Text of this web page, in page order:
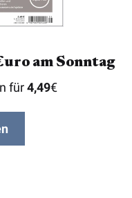
am Sonntag
für4,49€